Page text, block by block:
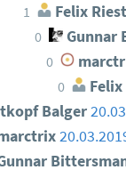
1 Felix
0 Gunnar
0
0
Balger